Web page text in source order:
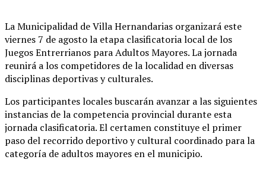
La Municipalidad de Villa Hernandarias organizará este
viernes 7 de agosto la etapa clasificatoria local de los
Juegos Entrerrianos para Adultos Mayores. La jornada
reunirá a los competidores de la localidad en diversas
disciplinas deportivas y culturales.
Los participantes locales buscarán avanzar a las siguientes
instancias de la competencia provincial durante esta
jornada clasificatoria. El certamen constituye el primer
paso del recorrido deportivo y cultural coordinado para la
categoría de adultos mayores en el municipio.